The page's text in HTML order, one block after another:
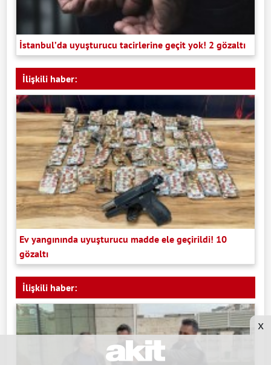
İstanbul’da uyuşturucu tacirlerine geçit yok! 2 gözaltı
İlişkili haber:
Ev yangınında uyuşturucu madde ele geçirildi! 10
gözaltı
İlişkili haber:
x